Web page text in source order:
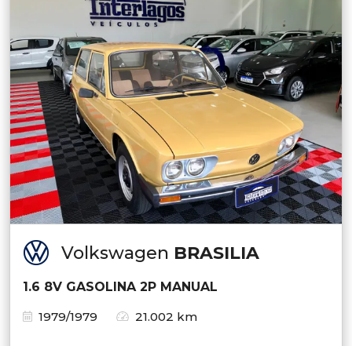
Volkswagen BRASILIA
1.6 8V GASOLINA 2P MANUAL
1979/1979
21.002 km